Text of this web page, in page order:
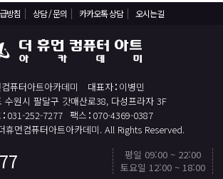
방침 상담 / 문의 카카오톡 상담 오시는길
퓨터아트아카데미 대표자 이병민
수원시 팔달구 갓매산로38, 다성프라자 3F
031-252-7277 팩스 070-4369-0387
먼컴퓨터아트아카데미. All Rights Reserved.
평일 09:00 ~ 22:00
토요일 12:00 ~ 18:00
TOP
격증 취득과정
) 자격증 취득과정
급)
(GTQi 1급)
증 취득과정